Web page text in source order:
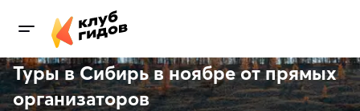
Туры в Сибирь в ноябре отпрямых
организаторов